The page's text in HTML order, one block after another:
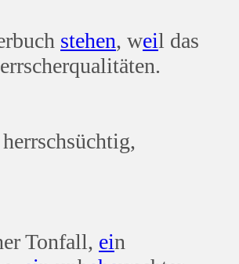
stehen, weil das
Tonfall, ein